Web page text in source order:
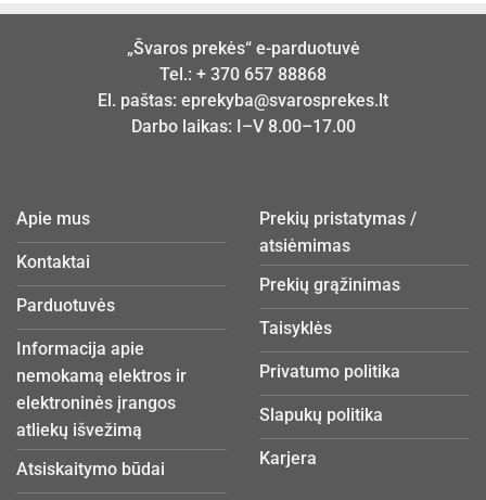
„Švaros prekės“ e-parduotuvė
Tel.: + 370 657 88868
El. paštas: eprekyba@svarosprekes.lt
Darbo laikas: I–V 8.00–17.00
Apie mus
Kontaktai
Parduotuvės
Informacija apie
nemokamą elektros ir
elektroninės įrangos
atliekų išvežimą
Atsiskaitymo būdai
Prekių pristatymas /
atsiėmimas
Prekių grąžinimas
Taisyklės
Privatumo politika
Slapukų politika
Karjera